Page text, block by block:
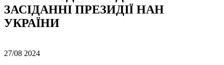
ЗАСІДАННІ ПРЕЗИДІЇ НАН
УКРАЇНИ
27/08 2024